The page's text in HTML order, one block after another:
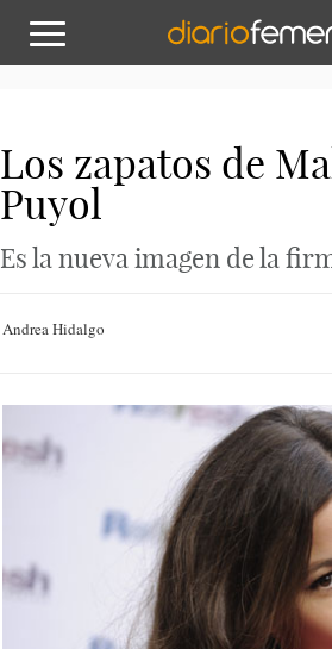
Los zapatos de
Puyol
Es la nueva imagen de la
Andrea Hidalgo